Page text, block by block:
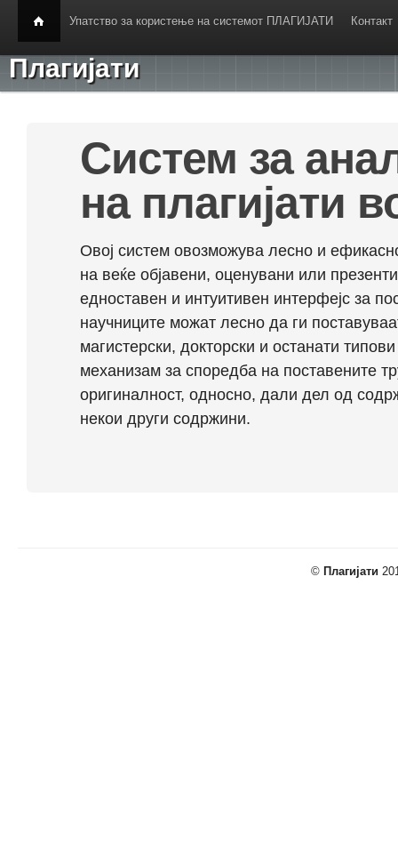
Упатство за користење на системот ПЛАГИЈАТИ Контакт
Плагијати
Систем за
на плагијати
Овој систем овозможува лесно и
на веќе објавени, оценувани или
едноставен и интуитивен интерфејс за
научниците можат лесно да ги
магистерски, докторски и останати
механизам за споредба на поставените
оригиналност, односно, дали дел од
некои други содржини.
© Плагијати